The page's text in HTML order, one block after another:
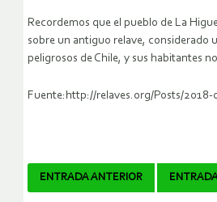
Recordemos que el pueblo de La
sobre un antiguo relave, considerado
peligrosos de Chile, y sus habitantes
Fuente:http://relaves.org/Posts/2018-
Navegador
ENTRADA ANTERIOR